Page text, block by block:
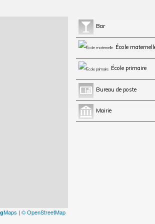
Maps | © OpenStreetMap
Bar
École
École primaire
Bureau de poste
Mairie